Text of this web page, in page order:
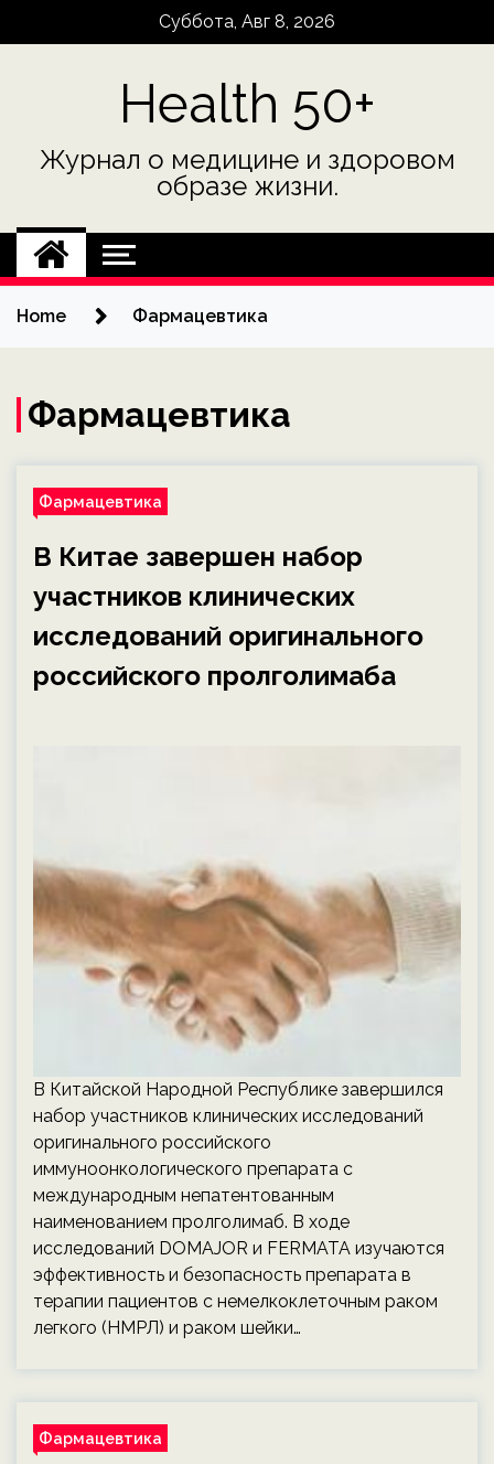
Суббота, Авг 8, 2026
Health 50+
Журнал о медицине и здоровом
образе жизни.
Home Фармацевтика
Фармацевтика
Фармацевтика
В Китае завершен набор
участников клинических
исследований оригинального
российского пролголимаба
В Китайской Народной Республике завершился
набор участников клинических исследований
оригинального российского
иммуноонкологического препарата с
международным непатентованным
наименованием пролголимаб. В ходе
исследований DOMAJOR и FERMATA изучаются
эффективность и безопасность препарата в
терапии пациентов с немелкоклеточным раком
легкого (НМРЛ) и раком шейки…
Фармацевтика